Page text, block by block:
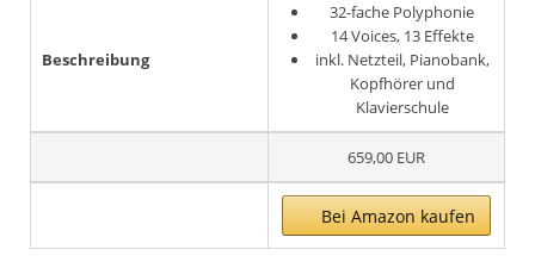
Beschreibung
32-fache Polyphonie
14 Voices, 13 Effekte
inkl. Netzteil, Pianobank,
Kopfhörer und
Klavierschule
659,00 EUR
Bei Amazon kaufen